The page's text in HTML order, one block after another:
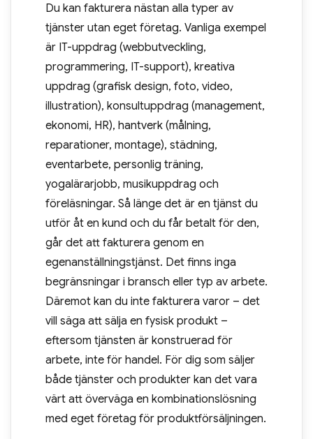
Du kan fakturera nästan alla typer av
tjänster utan eget företag. Vanliga exempel
är IT-uppdrag (webbutveckling,
programmering, IT-support), kreativa
uppdrag (grafisk design, foto, video,
illustration), konsultuppdrag (management,
ekonomi, HR), hantverk (målning,
reparationer, montage), städning,
eventarbete, personlig träning,
yogalärarjobb, musikuppdrag och
föreläsningar. Så länge det är en tjänst du
utför åt en kund och du får betalt för den,
går det att fakturera genom en
egenanställningstjänst. Det finns inga
begränsningar i bransch eller typ av arbete.
Däremot kan du inte fakturera varor – det
vill säga att sälja en fysisk produkt –
eftersom tjänsten är konstruerad för
arbete, inte för handel. För dig som säljer
både tjänster och produkter kan det vara
värt att överväga en kombinationslösning
med eget företag för produktförsäljningen.